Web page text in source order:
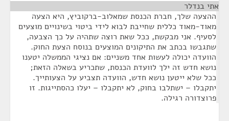
אתי בנדלר
ההצעה שלך, חברת הכנסת שמאלוב-ברקוביץ, היא הצעה
מאוד-מאוד כללית שחייבת לבוא לידי ביטוי בשינויים מוצעים
לסעיף. אני מבקשת, ככל שאת רוצה שתהיה על כך הצבעה,
שתגבשו בכתב את התיקונים המוצעים בנוסח הצעת החוק.
הוועדה יכולה לעשות אחד משניים: אם נציגי הממשלה יטענו
נושא חדש זה ילך לוועדת הכנסת, שתכריע בשאלה הזאת;
ככל שלא ייטען נושא חדש, הוועדה תצביע על הצעותייך.
יתקבלו – ישתלבו בחוק, לא יתקבלו – יעלו כהסתייגות. זו
פרוצדורה רגילה.